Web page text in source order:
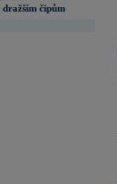
čipům